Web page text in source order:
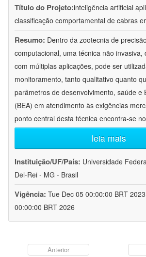
Título do Projeto:inteligência artificial
classificação comportamental de cabras
Resumo: Dentro da zootecnia de
computacional, uma técnica não invasiva,
com múltiplas aplicações, pode ser
monitoramento, tanto qualitativo quanto
parâmetros de desenvolvimento, saúde e
(BEA) em atendimento às exigências
ponto central desta técnica encontra-se
leia mais
Instituição/UF/País: Universidade
Del-Rei - MG - Brasil
Vigência: Tue Dec 05 00:00:00 BRT
00:00:00 BRT 2026
Anterior